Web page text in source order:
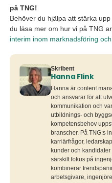
på TNG!
Behöver du hjälpa att stärka
du läsa mer om hur vi på TNG
interim inom marknadsföring
Skribent
Hanna Flink
Hanna är content
och ansvarar för att
kommunikation och
utbildnings- och
kompetensbehov
branscher. På TNG:s
karriärfrågor,
kunder och
särskilt fokus på
kombinerar
arbetsgivare,